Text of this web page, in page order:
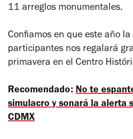
11 arreglos monumentales.
Confiamos en que este año
participantes nos regalará
primavera en el Centro
Recomendado: No te
simulacro y sonará la alerta
CDMX